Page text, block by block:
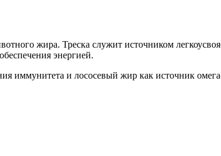
жира. Треска служит источником
энергией.
иммунитета и лососевый жир как источник